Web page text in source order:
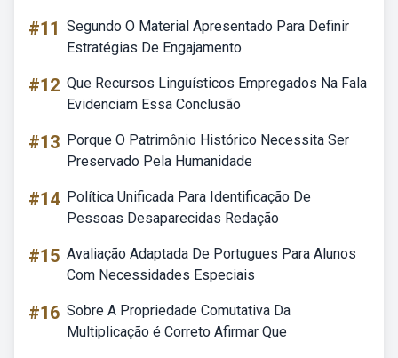
#11 Segundo O Material Apresentado Para Definir
Estratégias De Engajamento
#12 Que Recursos Linguísticos Empregados Na Fala
Evidenciam Essa Conclusão
#13 Porque O Patrimônio Histórico Necessita Ser
Preservado Pela Humanidade
#14 Política Unificada Para Identificação De
Pessoas Desaparecidas Redação
#15 Avaliação Adaptada De Portugues Para Alunos
Com Necessidades Especiais
#16 Sobre A Propriedade Comutativa Da
Multiplicação é Correto Afirmar Que